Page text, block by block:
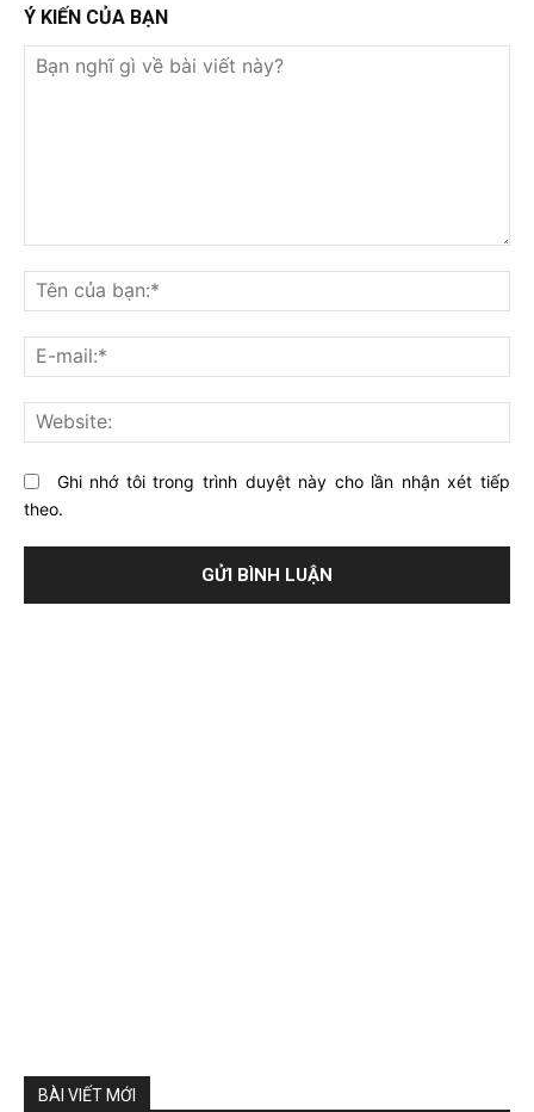
Ý KIẾN CỦA BẠN
nghĩ
gì
về
bài
viết
này?
Ghi nhớ tôi trong trình duyệt này cho lần nhận xét tiếp
theo.
BÀI VIẾT MỚI